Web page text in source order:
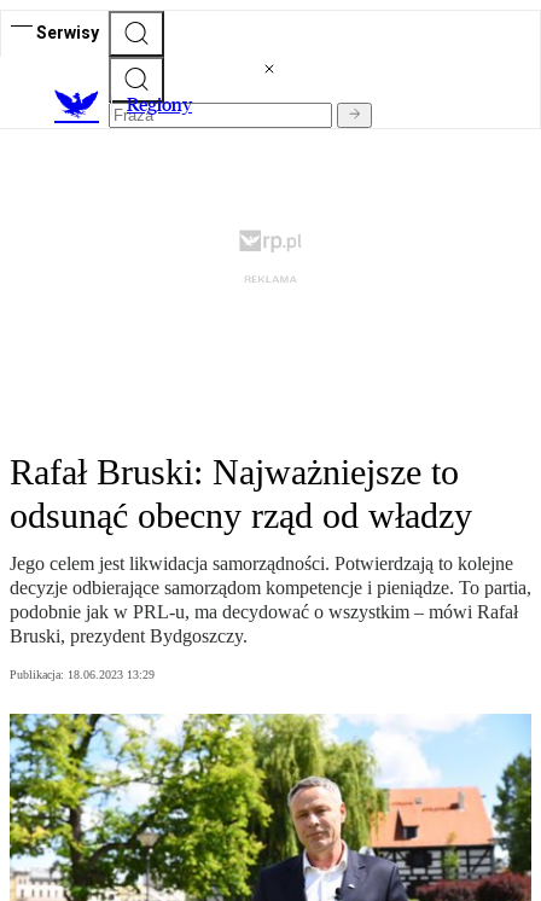
Serwisy
Regiony
Rafał Bruski: Najważniejsze to
odsunąć obecny rząd od władzy
Jego celem jest likwidacja samorządności. Potwierdzają to kolejne
decyzje odbierające samorządom kompetencje i pieniądze. To partia,
podobnie jak w PRL-u, ma decydować o wszystkim – mówi Rafał
Bruski, prezydent Bydgoszczy.
Publikacja: 18.06.2023 13:29